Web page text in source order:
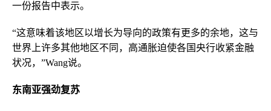
一份报告中表示。
“这意味着该地区以增长为导向的政策有更多的余地，这与
世界上许多其他地区不同，高通胀迫使各国央行收紧金融
状况，”Wang说。
东南亚强劲复苏